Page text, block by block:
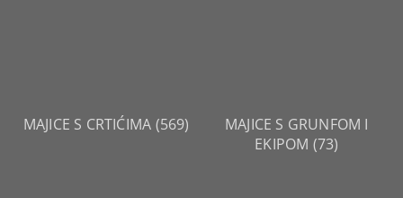
MAJICE S CRTIĆIMA (569)
MAJICE S GRUNFOM I
EKIPOM (73)